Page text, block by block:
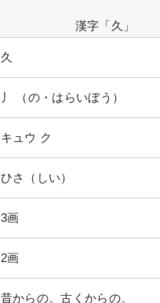
漢字「久」
久
丿 （の・はらいぼう）
キュウ ク
ひさ（しい）
3画
2画
昔からの。古くからの。